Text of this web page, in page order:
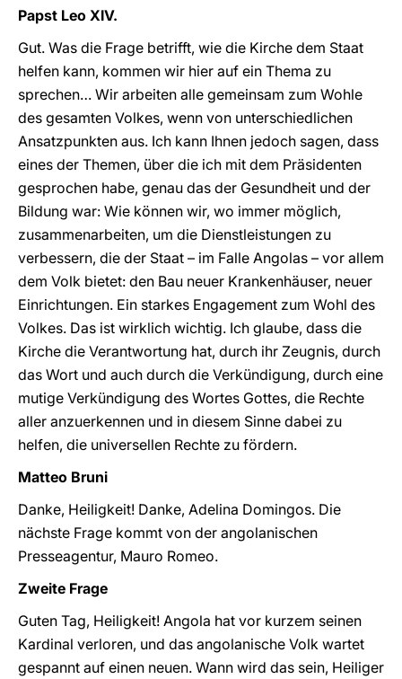
Papst Leo XIV.
Gut. Was die Frage betrifft, wie die Kirche dem Staat
helfen kann, kommen wir hier auf ein Thema zu
sprechen… Wir arbeiten alle gemeinsam zum Wohle
des gesamten Volkes, wenn von unterschiedlichen
Ansatzpunkten aus. Ich kann Ihnen jedoch sagen, dass
eines der Themen, über die ich mit dem Präsidenten
gesprochen habe, genau das der Gesundheit und der
Bildung war: Wie können wir, wo immer möglich,
zusammenarbeiten, um die Dienstleistungen zu
verbessern, die der Staat – im Falle Angolas – vor allem
dem Volk bietet: den Bau neuer Krankenhäuser, neuer
Einrichtungen. Ein starkes Engagement zum Wohl des
Volkes. Das ist wirklich wichtig. Ich glaube, dass die
Kirche die Verantwortung hat, durch ihr Zeugnis, durch
das Wort und auch durch die Verkündigung, durch eine
mutige Verkündigung des Wortes Gottes, die Rechte
aller anzuerkennen und in diesem Sinne dabei zu
helfen, die universellen Rechte zu fördern.
Matteo Bruni
Danke, Heiligkeit! Danke, Adelina Domingos. Die
nächste Frage kommt von der angolanischen
Presseagentur, Mauro Romeo.
Zweite Frage
Guten Tag, Heiligkeit! Angola hat vor kurzem seinen
Kardinal verloren, und das angolanische Volk wartet
gespannt auf einen neuen. Wann wird das sein, Heiliger